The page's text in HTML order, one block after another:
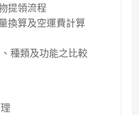
提領流程
換算及空運費計算
種類及功能之比較